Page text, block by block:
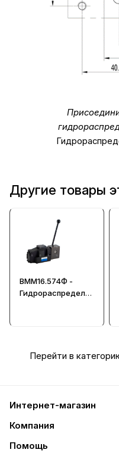
Другие товары
ВММ16.574Ф -
Гидрораспредели
Перейти в
Интернет-магазин
Компания
Помощь